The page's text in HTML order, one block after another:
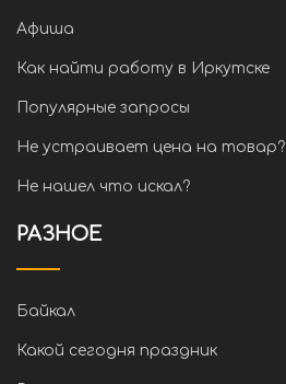
Афиша
Как найти работу в Иркутске
Популярные запросы
Не устраивает цена на товар?
Не нашел что искал?
РАЗНОЕ
Байкал
Какой сегодня праздник